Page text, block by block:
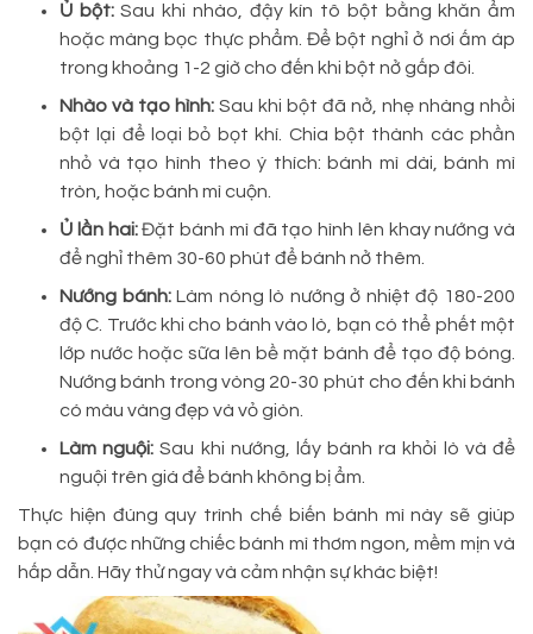
Ủ bột:Sau khi nhào, đậy kín tô bột bằng khăn ẩm
hoặc màng bọc thực phẩm. Để bột nghỉ ở nơi ấm áp
trong khoảng 1-2 giờ cho đến khi bột nở gấp đôi.
Nhào và tạo hình: Sau khi bột đã nở, nhẹ nhàng nhồi
bột lại để loại bỏ bọt khí. Chia bột thành các phần
nhỏ và tạo hình theo ý thích: bánh mì dài, bánh mì
tròn, hoặc bánh mì cuộn.
Ủ lần hai:Đặt bánh mì đã tạo hình lên khay nướng và
để nghỉ thêm 30-60 phút để bánh nở thêm.
Nướng bánh:Làm nóng lò nướng ở nhiệt độ 180-200
độ C. Trước khi cho bánh vào lò, bạn có thể phết một
lớp nước hoặc sữa lên bề mặt bánh để tạo độ bóng.
Nướng bánh trong vòng 20-30 phút cho đến khi bánh
có màu vàng đẹp và vỏ giòn.
Làm nguội:Sau khi nướng, lấy bánh ra khỏi lò và để
nguội trên giá để bánh không bị ẩm.
Thực hiện đúng quy trình chế biến bánh mì này sẽ giúp
bạn có được những chiếc bánh mì thơm ngon, mềm mịn và
hấp dẫn. Hãy thử ngay và cảm nhận sự khác biệt!